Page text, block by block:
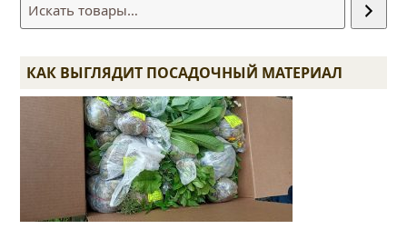
КАК ВЫГЛЯДИТ ПОСАДОЧНЫЙ МАТЕРИАЛ